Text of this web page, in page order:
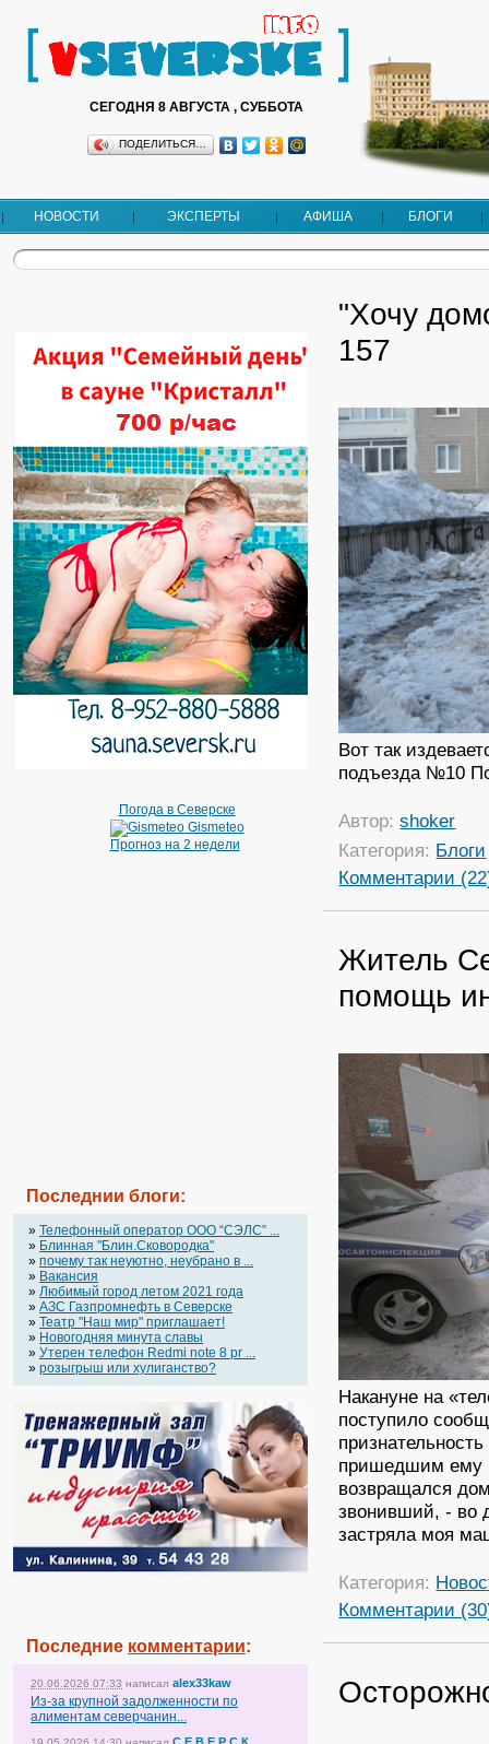
СЕГОДНЯ 8 АВГУСТА , СУББОТА
ПОДЕЛИТЬСЯ…
НОВОСТИ ЭКСПЕРТЫ АФИША БЛОГИ
Погода в Северске
Gismeteo
Прогноз на 2 недели
Последнии блоги:
» Телефонный оператор OOO “СЭЛС” ...
» Блинная "Блин.Сковородка"
» почему так неуютно, неубрано в ...
» Вакансия
» Любимый город летом 2021 года
» АЗС Газпромнефть в Северске
» Театр "Наш мир" приглашает!
» Новогодняя минута славы
» Утерен телефон Redmi note 8 pr ...
» розыгрыш или хулиганство?
Последние комментарии:
20.06.2026 07:33 написал alex33kaw
Из-за крупной задолженности по
алиментам северчанин...
"Хочу
157
Вот так
подъезда №10
Автор:shoker
Категория: Блоги
Комментарии
Житель
помощь
Накануне на
поступило
пришедшим ему
возвращался
звонивший, - во
застряла моя
Категория:
Комментарии